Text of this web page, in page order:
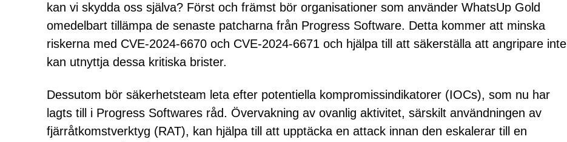
kan vi skydda oss själva? Först och främst bör organisationer som använder WhatsUp Gold
omedelbart tillämpa de senaste patcharna från Progress Software. Detta kommer att minska
riskerna med CVE-2024-6670 och CVE-2024-6671 och hjälpa till att säkerställa att angripare inte
kan utnyttja dessa kritiska brister.
Dessutom bör säkerhetsteam leta efter potentiella kompromissindikatorer (IOCs), som nu har
lagts till i Progress Softwares råd. Övervakning av ovanlig aktivitet, särskilt användningen av
fjärråtkomstverktyg (RAT), kan hjälpa till att upptäcka en attack innan den eskalerar till en